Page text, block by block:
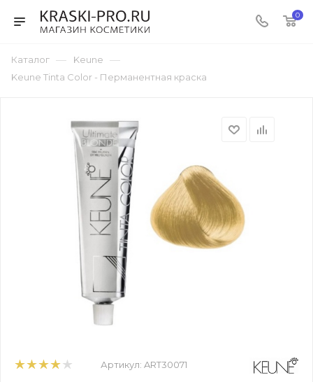
0
Каталог — Keune —
Keune Tinta Color - Перманентная краска
Артикул: ART30071